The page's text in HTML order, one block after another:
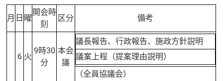
月 日 曜
開会時
刻
区分 備考
6 火
9時30
分
本会
議
議長報告、行政報告、施政方針説明
議案上程（提案理由説明）
（全員協議会）